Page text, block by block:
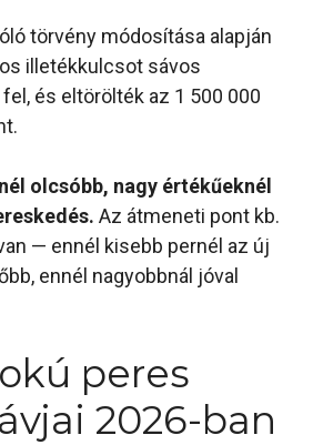
törvény módosítása alapján
illetékkulcsot sávos
és eltörölték az 1 500 000
olcsóbb, nagy értékűeknél
Az átmeneti pont kb.
— ennél kisebb pernél az új
ennél nagyobbnál jóval
peres
2026-ban